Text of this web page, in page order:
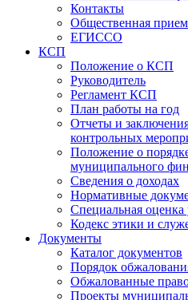
Контакты
Общественная
ЕГИССО
КСП
Положение о КСП
Руководитель
Регламент КСП
План работы на год
Отчеты и
контрольных
Положение о
муниципального
Сведения о доходах
Нормативные
Специальная оценка
Кодекс этики и
Документы
Каталог документов
Порядок
Обжалованные
Проекты